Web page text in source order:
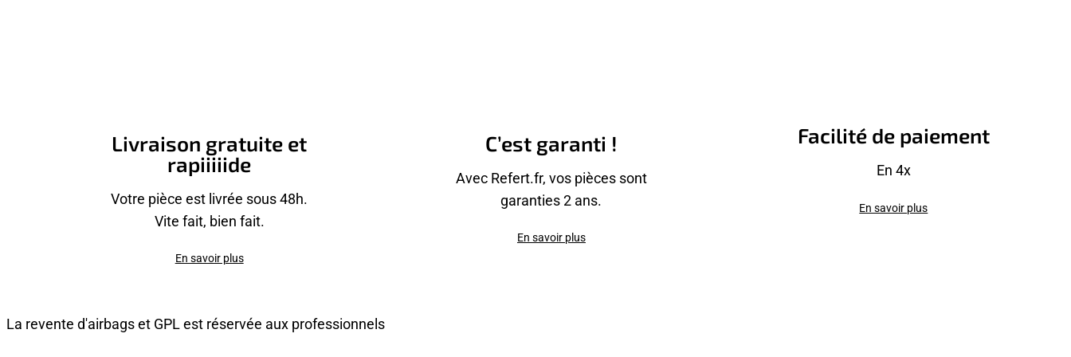
Livraison gratuite et
rapiiiiide
Votre pièce est livrée sous 48h.
Vite fait, bien fait.
En savoir plus
C’est garanti !
Avec Refert.fr, vos pièces sont
garanties 2 ans.
En savoir plus
Facilité de paiement
En 4x
En savoir plus
La revente d'airbags et GPL est réservée aux professionnels